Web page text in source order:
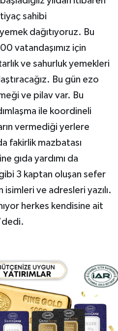
sahibi
dağıtıyoruz. Bu
vatandaşımız için
ve sahurluk yemekleri
Bu gün ezo
ve pilav var. Bu
ile koordineli
vermediği yerlere
fakirlik mazbatası
gıda yardımı da
3 kaptan oluşan sefer
isimleri ve adresleri yazılı.
herkes kendisine ait